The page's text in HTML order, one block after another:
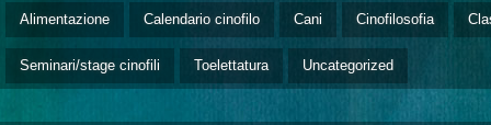
Alimentazione Calendario cinofilo Cani Cinofilosofia
Seminari/stage cinofili Toelettatura Uncategorized